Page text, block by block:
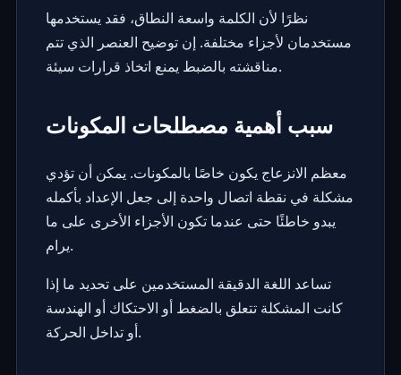
نظرًا لأن الكلمة واسعة النطاق، فقد يستخدمها
مستخدمان لأجزاء مختلفة. إن توضيح العنصر الذي تتم
مناقشته بالضبط يمنع اتخاذ قرارات سيئة.
سبب أهمية مصطلحات المكونات
معظم الانزعاج يكون خاصًا بالمكونات. يمكن أن تؤدي
مشكلة في نقطة اتصال واحدة إلى جعل الإعداد بأكمله
يبدو خاطئًا حتى عندما تكون الأجزاء الأخرى على ما
يرام.
تساعد اللغة الدقيقة المستخدمين على تحديد ما إذا
كانت المشكلة تتعلق بالضغط أو الاحتكاك أو الهندسة
أو تداخل الحركة.